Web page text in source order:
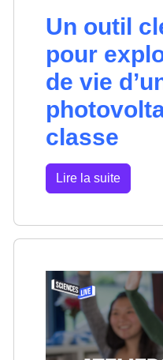
Un outil
pour
de vie
classe
Lire la suite